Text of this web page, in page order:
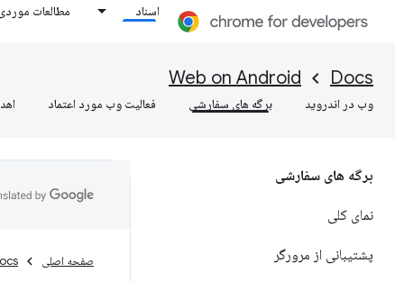
اسناد مطالعات
Docs
Web on Android
وب در اندروید برگه های سفارشی فعالیت وب مورد اعتماد
برگه های سفارشی
نمای کلی
پشتیبانی از مرورگر صفحه اصلی